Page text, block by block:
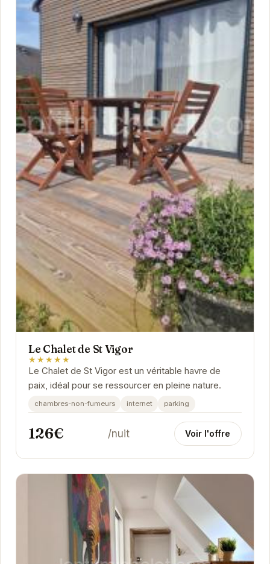
Le Chalet de St Vigor
★★★★★
Le Chalet de St Vigor est un véritable havre de
paix, idéal pour se ressourcer en pleine nature.
chambres-non-fumeurs internet parking
126€ /nuit Voir l'offre